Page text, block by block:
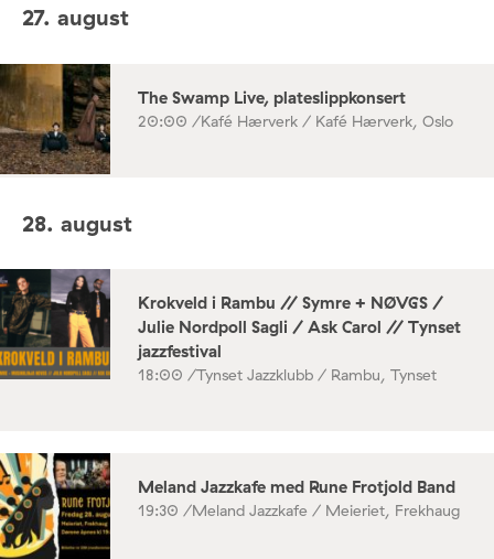
27. august
The Swamp Live, plateslippkonsert
20:00 /Kafé Hærverk / Kafé Hærverk, Oslo
28. august
Krokveld i Rambu // Symre + NØVGS /
Julie Nordpoll Sagli / Ask Carol // Tynset
jazzfestival
18:00 /Tynset Jazzklubb / Rambu, Tynset
Meland Jazzkafe med Rune Frotjold Band
19:30 /Meland Jazzkafe / Meieriet, Frekhaug